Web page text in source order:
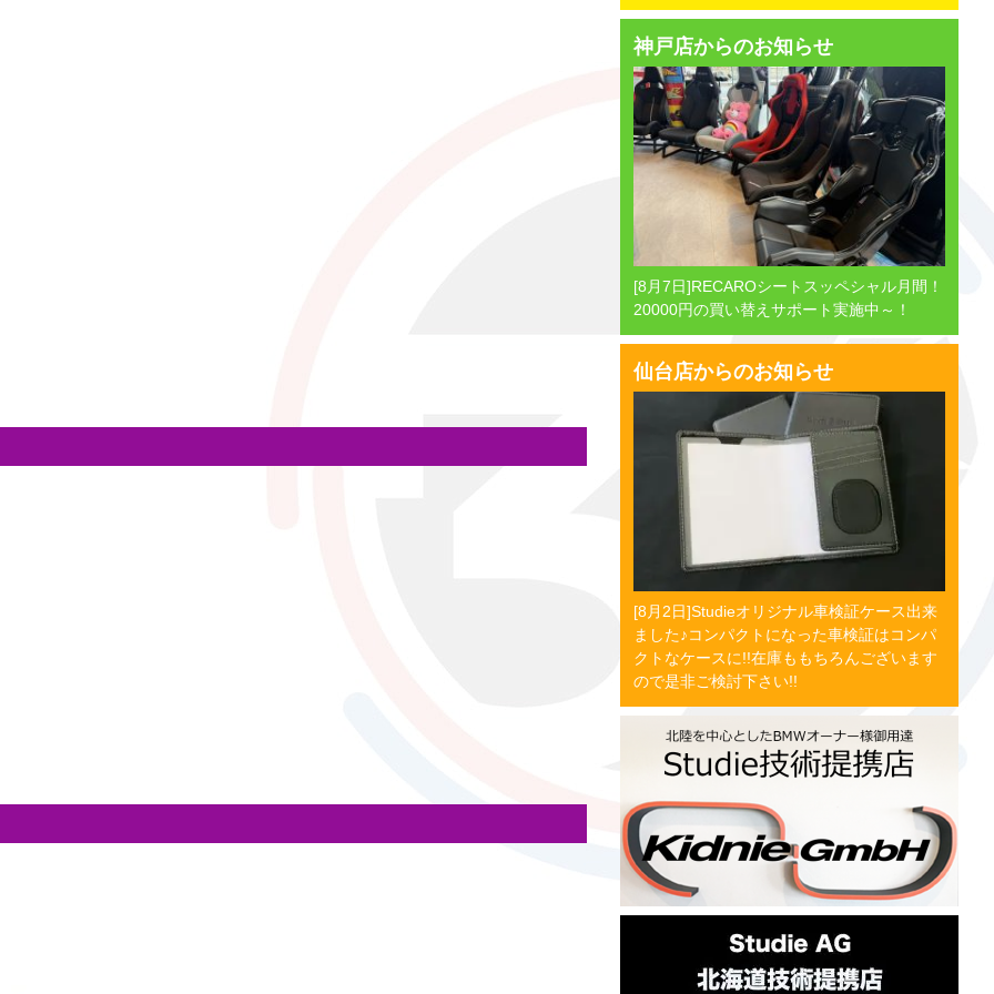
神戸店からのお知らせ
[8月7日]RECAROシートスッペシャル月間！
20000円の買い替えサポート実施中～！
仙台店からのお知らせ
[8月2日]Studieオリジナル車検証ケース出来
ました♪コンパクトになった車検証はコンパ
クトなケースに!!在庫ももちろんございます
ので是非ご検討下さい!!